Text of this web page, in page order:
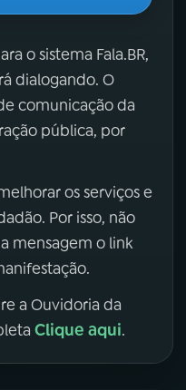
o sistema Fala.BR,
dialogando. O
comunicação da
pública, por
os serviços e
Por isso, não
mensagem o link
a Ouvidoria da
Clique aqui.